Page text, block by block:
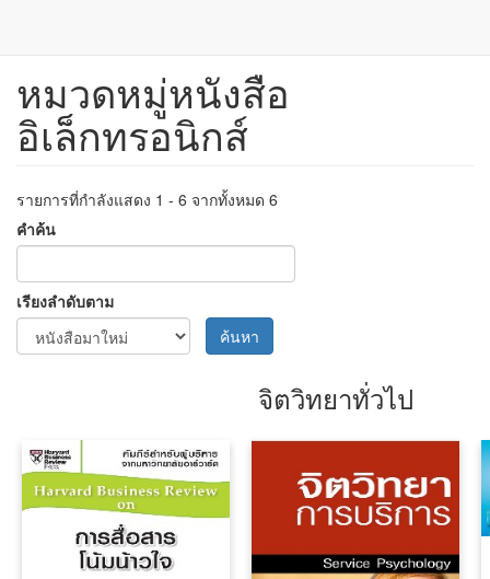
ข้าม
เนื้อหา
หมวดหมู่หนังสือ
อิเล็กทรอนิกส์
รายการที่กำลังแสดง 1 - 6 จากทั้งหมด 6
คำค้น
เรียงลำดับตาม
ค้นหา
จิตวิทยาทั่วไป